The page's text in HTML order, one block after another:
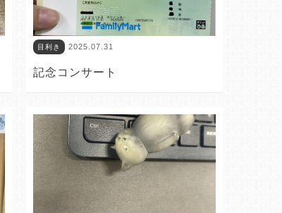
目利き 2025.07.31
記念コンサート